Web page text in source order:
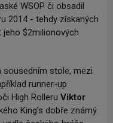
WSOP či obsadil
2014 - tehdy získaných
$2milionových
sousedním stole, mezi
runner-up
High Rolleru Viktor
King’s dobře známý